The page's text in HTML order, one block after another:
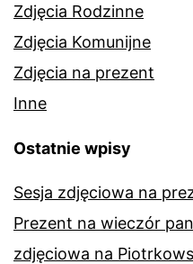
Zdjęcia Rodzinne
Zdjęcia Komunijne
Zdjęcia na prezent
Inne
Ostatnie wpisy
Sesja zdjęciowa na
Prezent na wieczór
zdjęciowa na